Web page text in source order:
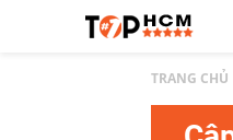
1
TRANG CHỦ